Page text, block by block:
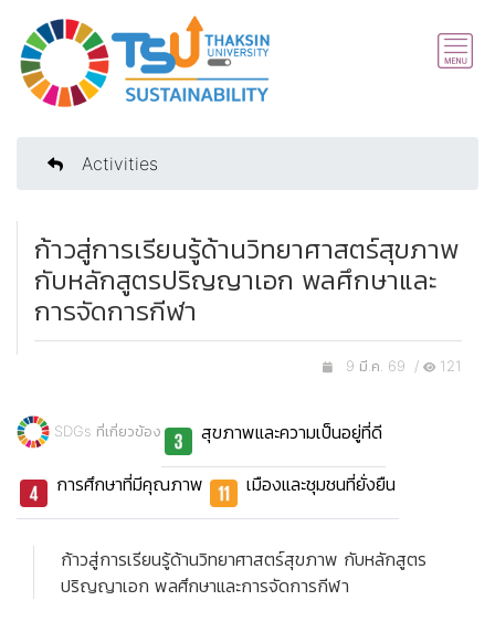
Activities
ก้าวสู่การเรียนรู้ด้านวิทยาศาสตร์สุขภาพ
กับหลักสูตรปริญญาเอก พลศึกษาและ
การจัดการกีฬา
9 มี.ค. 69 / 121
SDGs ที่เกี่ยวข้อง สุขภาพและความเป็นอยู่ที่ดี
การศึกษาที่มีคุณภาพ เมืองและชุมชนที่ยั่งยืน
ก้าวสู่การเรียนรู้ด้านวิทยาศาสตร์สุขภาพ กับหลักสูตร
ปริญญาเอก พลศึกษาและการจัดการกีฬา